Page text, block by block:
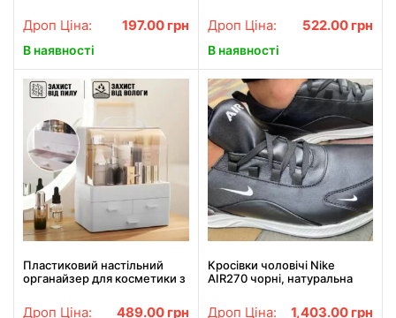
Дроп Ціна: 197.00 грн
В наявності
FT-001
Дроп Ціна: 522.00 грн
В наявності
Пластиковий настільний
органайзер для косметики з
Cosmetic Storage Box
Дроп Ціна: 489.00 грн
Кросівки чоловічі Nike
AIR270 чорні, натуральна
Дроп Ціна: 1,403.00 грн